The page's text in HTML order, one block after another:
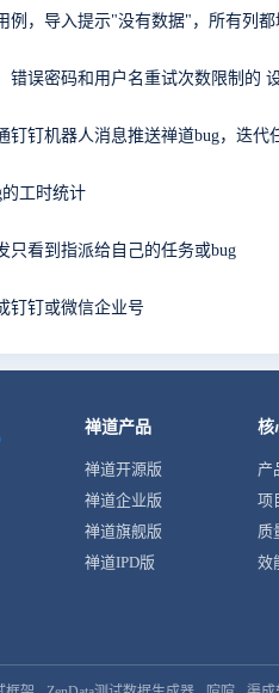
例，导入提示"没有数据"，所有列都
错误密码和用户名重试次数限制的
钉钉机器人消息推送禅道bug，迭代
工时统计
只看到指派给自己的任务或bug
钉钉或微信企业号
禅道产品
禅道开源版
禅道企业版
禅道旗舰版
禅道IPD版
核
产
项
质
效